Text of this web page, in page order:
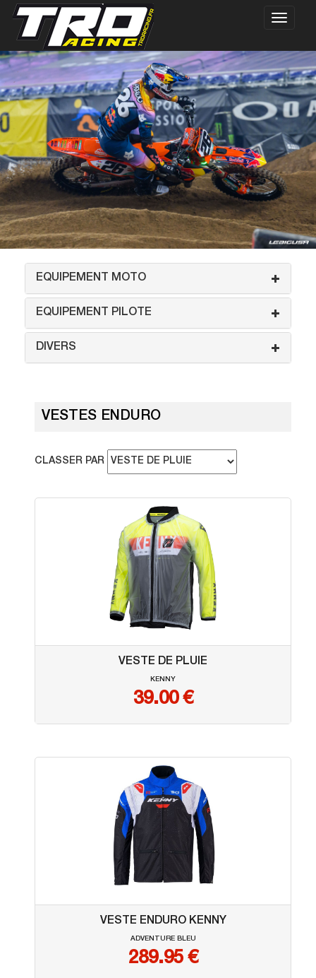
EQUIPEMENT MOTO
EQUIPEMENT PILOTE
DIVERS
VESTES ENDURO
CLASSER PAR
VESTE DE PLUIE
KENNY
39.00€
VESTE ENDURO KENNY
ADVENTURE BLEU
289.95€